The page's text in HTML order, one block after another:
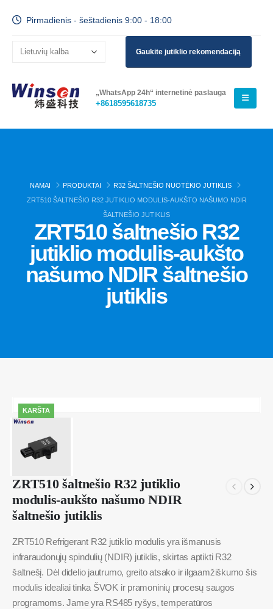
Pirmadienis - šeštadienis 9:00 - 18:00
Gaukite jutiklio rekomendaciją
„WhatsApp 24h“ internetinė paslauga
+8618595618735
NAMAI PRODUKTAI
R32 ŠALTNEŠIO NUOTĖKIO JUTIKLIS
ZRT510 ŠALTNEŠIO R32 JUTIKLIO MODULIS-AUKŠTO NAŠUMO NDIR
ŠALTNEŠIO JUTIKLIS
ZRT510 šaltnešio R32
jutiklio modulis-aukšto
našumo NDIR šaltnešio
jutiklis
KARŠTA
ZRT510 šaltnešio R32 jutiklio
modulis-aukšto našumo NDIR
šaltnešio jutiklis
ZRT510 Refrigerant R32 jutiklio modulis yra išmanusis
infraraudonųjų spindulių (NDIR) jutiklis, skirtas aptikti R32
šaltnešį. Dėl didelio jautrumo, greito atsako ir ilgaamžiškumo šis
modulis idealiai tinka ŠVOK ir pramoninių procesų saugos
programoms. Jame yra RS485 ryšys, temperatūros